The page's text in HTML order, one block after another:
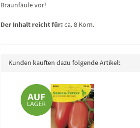
Braunfäule vor!
Der Inhalt reicht für:ca. 8 Korn.
Kunden kauften dazu folgende Artikel: